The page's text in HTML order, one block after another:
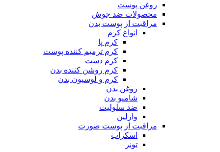
روغن پوست
محصولات ضد جوش
مراقبت از پوست بدن
انواع کرم
کرم پا
کرم ترمیم کننده پوست
کرم دست
کرم روشن کننده بدن
کرم و لوسیون بدن
روغن بدن
شامپو بدن
ضد سلولیت
وازلین
مراقبت از پوست صورت
اسکراب
تونر